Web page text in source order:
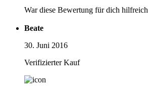
War diese Bewertung für dich
Beate
30. Juni 2016
Verifizierter Kauf